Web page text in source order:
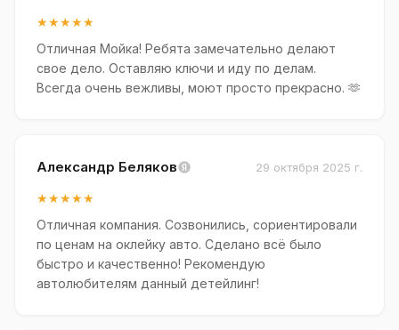
★★★★★
Отличная Мойка! Ребята замечательно делают
свое дело. Оставляю ключи и иду по делам.
Всегда очень вежливы, моют просто прекрасно. 🫶
Александр Беляков 29 октября 2025 г.
★★★★★
Отличная компания. Созвонились, сориентировали
по ценам на оклейку авто. Сделано всё было
быстро и качественно! Рекомендую
автолюбителям данный детейлинг!